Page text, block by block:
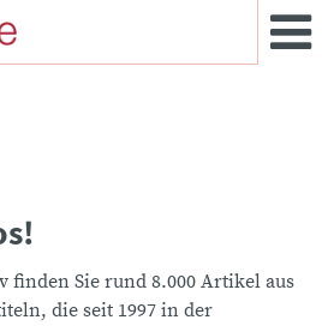
finden Sie rund 8.000 Artikel aus
die seit 1997 in der